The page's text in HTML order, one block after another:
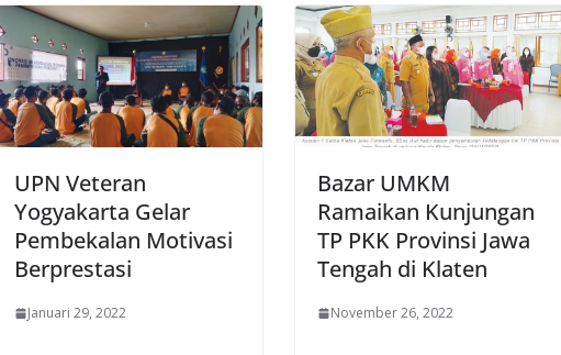
UPN Veteran
Yogyakarta Gelar
Pembekalan Motivasi
Berprestasi
Januari 29, 2022
Bazar UMKM
Ramaikan Kunjungan
TP PKK Provinsi Jawa
Tengah di Klaten
November 26, 2022